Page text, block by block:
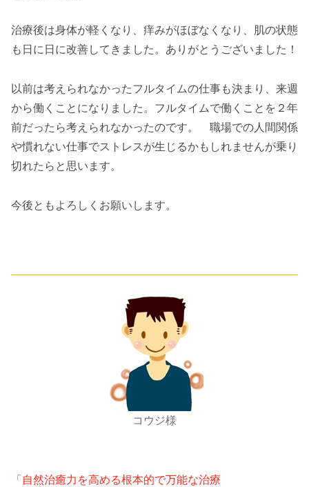
治療後は身体が軽くなり、痒みがほぼなくなり、肌の状態
も日に日に改善してきました。ありがとうございました！
以前は考えられなかったフルタイムの仕事も決まり、来週
から働くことになりました。フルタイムで働くことを２年
前だったら考えられなかったのです。 職場での人間関係
や慣れない仕事でストレスが生じるかもしれませんが乗り
切れたらと思います。
今後ともよろしくお願いします。
コウジ様
「自然治癒力を高める根本的で万能な治療